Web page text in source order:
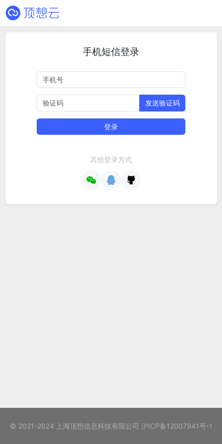
手机短信登录
发送验证码
登录
其他登录方式
© 2021-2024 上海顶想信息科技有限公司 沪ICP备12007941号-1